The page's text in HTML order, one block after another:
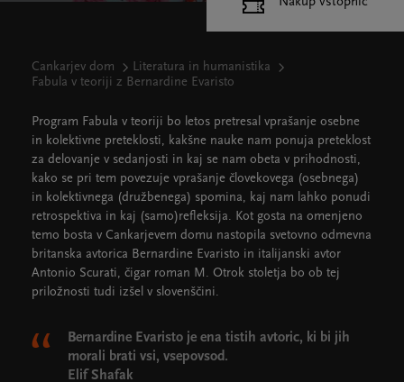
Cankarjev dom
Literatura in humanistika
Fabula v teoriji z Bernardine Evaristo
Program Fabula v teoriji bo letos pretresal vprašanje osebne
in kolektivne preteklosti, kakšne nauke nam ponuja preteklost
za delovanje v sedanjosti in kaj se nam obeta v prihodnosti,
kako se pri tem povezuje vprašanje človekovega (osebnega)
in kolektivnega (družbenega) spomina, kaj nam lahko ponudi
retrospektiva in kaj (samo)refleksija. Kot gosta na omenjeno
temo bosta v Cankarjevem domu nastopila svetovno odmevna
britanska avtorica Bernardine Evaristo in italijanski avtor
Antonio Scurati, čigar roman M. Otrok stoletja bo ob tej
priložnosti tudi izšel v slovenščini.
Bernardine Evaristo je ena tistih avtoric, ki bi jih
morali brati vsi, vsepovsod.
Elif Shafak